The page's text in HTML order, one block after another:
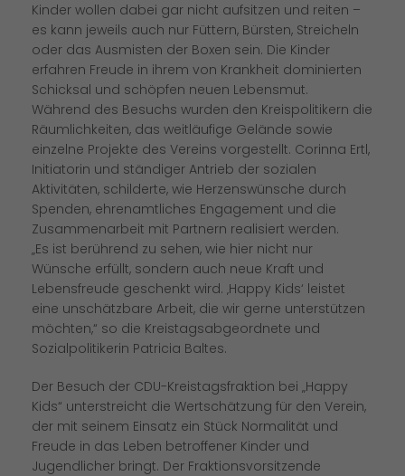
Kinder wollen dabei gar nicht aufsitzen und reiten –
es kann jeweils auch nur Füttern, Bürsten, Streicheln
oder das Ausmisten der Boxen sein. Die Kinder
erfahren Freude in ihrem von Krankheit dominierten
Schicksal und schöpfen neuen Lebensmut.
Während des Besuchs wurden den Kreispolitikern die
Räumlichkeiten, das weitläufige Gelände sowie
einzelne Projekte des Vereins vorgestellt. Corinna Ertl,
Initiatorin und ständiger Antrieb der sozialen
Aktivitäten, schilderte, wie Herzenswünsche durch
Spenden, ehrenamtliches Engagement und die
Zusammenarbeit mit Partnern realisiert werden.
Es ist berührend zu sehen, wie hier nicht nur
Wünsche erfüllt, sondern auch neue Kraft und
Lebensfreude geschenkt wird. ‚Happy Kids‘ leistet
eine unschätzbare Arbeit, die wir gerne unterstützen
möchten,“ so die Kreistagsabgeordnete und
Sozialpolitikerin Patricia Baltes.
Der Besuch der CDU-Kreistagsfraktion bei „Happy
Kids“ unterstreicht die Wertschätzung für den Verein,
der mit seinem Einsatz ein Stück Normalität und
Freude in das Leben betroffener Kinder und
Jugendlicher bringt. Der Fraktionsvorsitzende